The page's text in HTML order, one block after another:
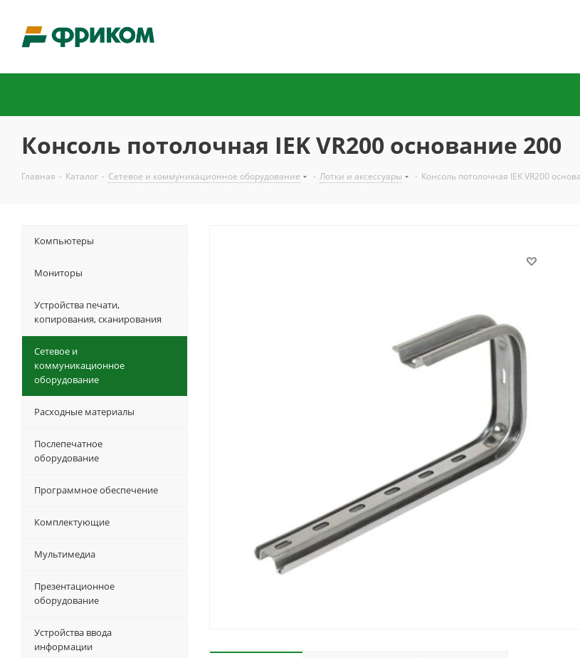
Консоль потолочная IEK VR200 основание 200
Главная - Каталог - Сетевое и коммуникационное оборудование - Лотки и аксессуары - Консоль потолочная IEK VR200
Компьютеры
Мониторы
Устройства печати,
копирования, сканирования
Сетевое и
коммуникационное
оборудование
Расходные материалы
Послепечатное
оборудование
Программное обеспечение
Комплектующие
Мультимедиа
Презентационное
оборудование
Устройства ввода
информации